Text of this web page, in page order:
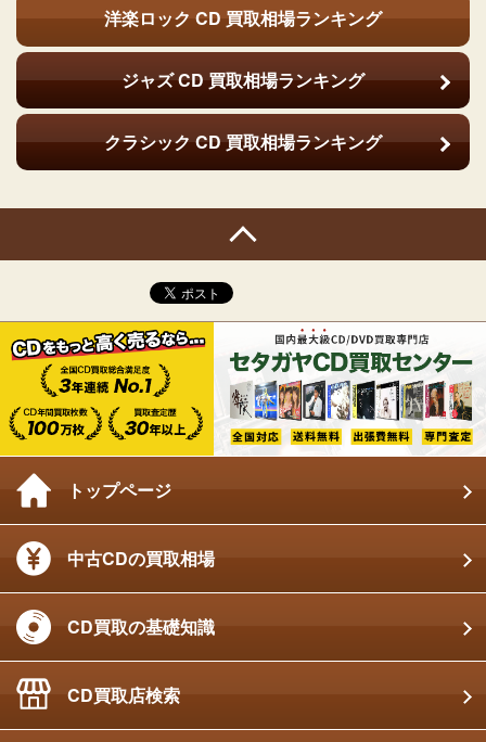
洋楽ロック CD 買取相場ランキング
ジャズ CD買取相場ランキング
クラシック CD買取相場ランキング
トップページ
中古CDの買取相場
CD買取の基礎知識
CD買取店検索